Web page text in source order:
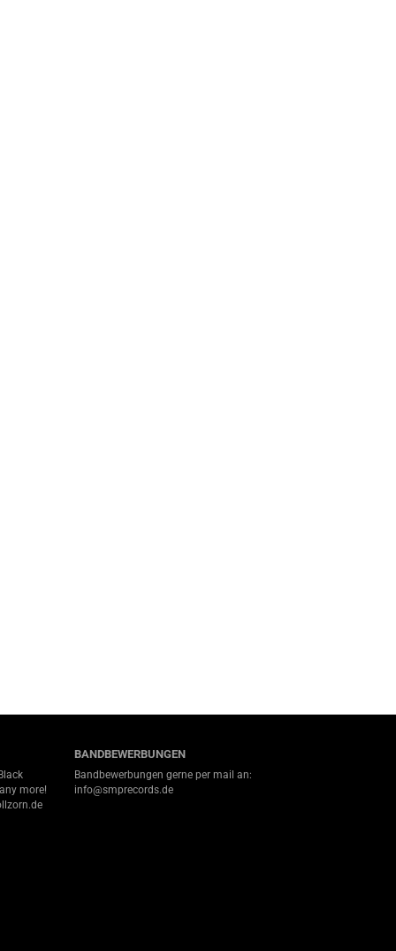
more!
BANDBEWERBUNGEN
Bandbewerbungen gerne per mail an:
info@smprecords.de